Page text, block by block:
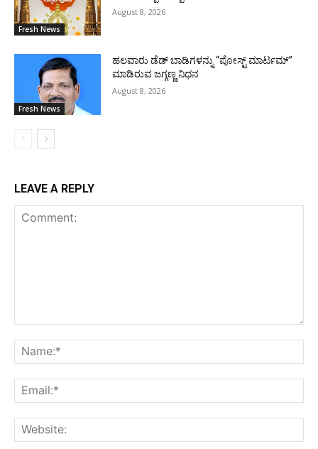
Fresh News
August 8, 2026
Fresh News
ಹಲವಾರು ಡೆಡ್ ಬಾಡಿಗಳನ್ನು “ಪೋಸ್ಟ್ ಮಾರ್ಟಮ್”
ಮಾಡಿರುವ ಜಗ್ಗಣ್ಣ ನಿಧನ
August 8, 2026
LEAVE A REPLY